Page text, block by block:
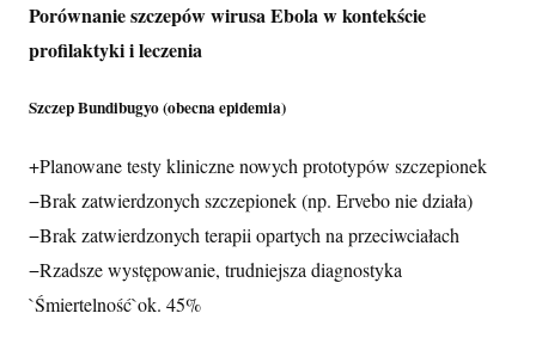
Porównanie szczepów wirusa Ebola w kontekście
profilaktyki i leczenia
Szczep Bundibugyo (obecna epidemia)
+Planowane testy kliniczne nowych prototypów szczepionek
−Brak zatwierdzonych szczepionek (np. Ervebo nie działa)
−Brak zatwierdzonych terapii opartych na przeciwciałach
−Rzadsze występowanie, trudniejsza diagnostyka
`Śmiertelność`ok. 45%